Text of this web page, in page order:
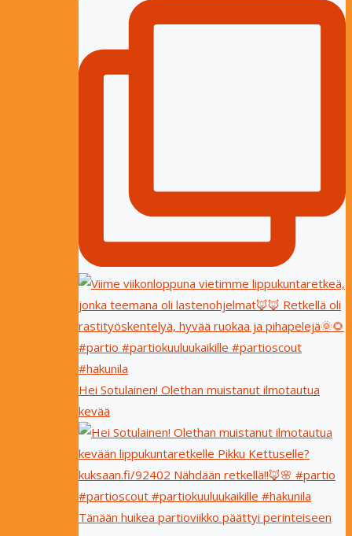
Hei Sotulainen! Olethan muistanut ilmotautua
kevää
Tänään huikea partioviikko päättyi perinteiseen